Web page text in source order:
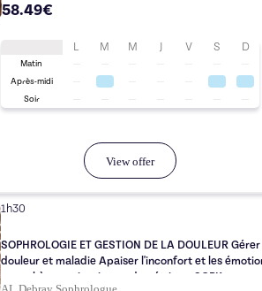
58.49€
L M M J V S D
Matin
Après-midi
Soir
View offer
1h30
SOPHROLOGIE ET GESTION DE LA DOULEUR
douleur et maladie Apaiser l'inconfort et les
acouphènes, migraine, endométriose, SOPK